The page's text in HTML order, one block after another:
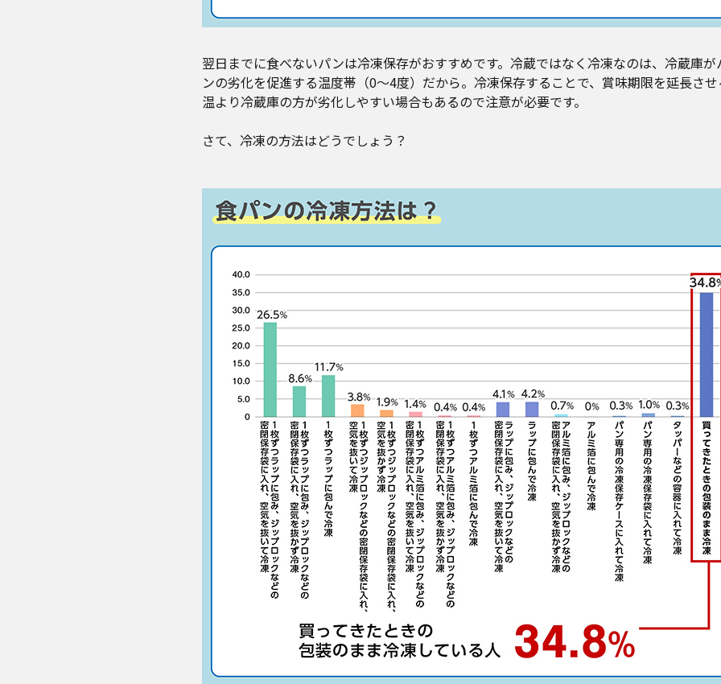
翌日までに食べないパンは冷凍保存がおすすめです。冷蔵ではなく冷凍なのは、冷蔵庫
ンの劣化を促進する温度帯（0～4度）だから。冷凍保存することで、賞味期限を延長さ
温より冷蔵庫の方が劣化しやすい場合もあるので注意が必要です。
さて、冷凍の方法はどうでしょう？